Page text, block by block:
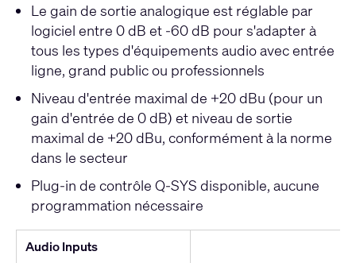
Le gain de sortie analogique est réglable par
logiciel entre 0 dB et -60 dB pour s'adapter à
tous les types d'équipements audio avec entrée
ligne, grand public ou professionnels
Niveau d'entrée maximal de +20 dBu (pour un
gain d'entrée de 0 dB) et niveau de sortie
maximal de +20 dBu, conformément à la norme
dans le secteur
Plug-in de contrôle Q-SYS disponible, aucune
programmation nécessaire
Audio Inputs